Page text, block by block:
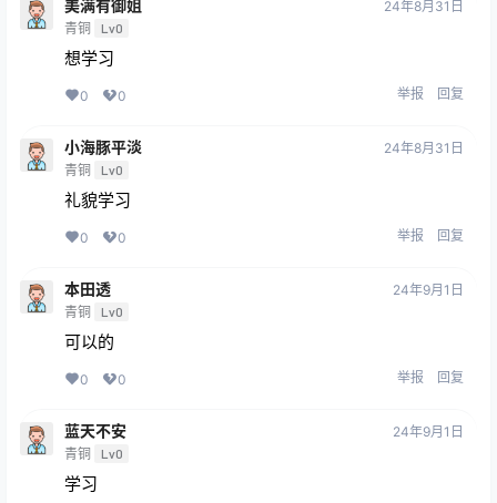
美满有御姐
青铜 Lv0
24年8月31日
想学习
0 0 举报 回复
小海豚平淡
青铜 Lv0
24年8月31日
礼貌学习
0 0 举报 回复
本田透
青铜 Lv0
24年9月1日
可以的
0 0 举报 回复
蓝天不安
青铜 Lv0
24年9月1日
学习